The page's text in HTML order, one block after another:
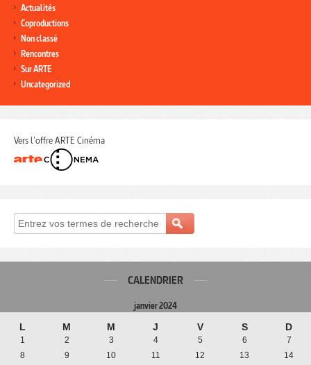
Actualités
Coproductions
Non classé
Rencontres
Sur ARTE
Uncategorized
Vers l'offre ARTE Cinéma
CALENDRIER
janvier 2024
L M M J V S D
1 2 3 4 5 6
7
8
9 10 11 12 13
14